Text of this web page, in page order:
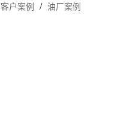
客户案例 / 油厂案例